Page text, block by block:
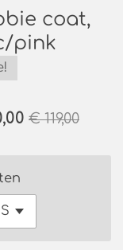
coat,
pink
€ 119,00